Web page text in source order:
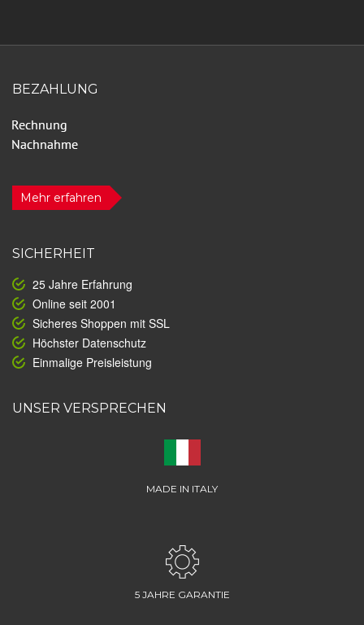
BEZAHLUNG
Mehr erfahren
SICHERHEIT
25 Jahre Erfahrung
Online seit 2001
Sicheres Shoppen mit SSL
Höchster Datenschutz
Einmalige Preisleistung
UNSER VERSPRECHEN
MADE IN ITALY
5 JAHRE GARANTIE